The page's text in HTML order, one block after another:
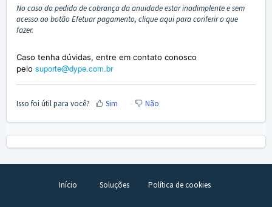
No caso do pedido de cobrança da anuidade estar inadimplente e sem
acesso ao botão Efetuar pagamento, clique aqui para conferir o que
fazer.
Caso tenha dúvidas, entre em contato conosco
pelo suporte@dype.com.br
Isso foi útil para você? Sim Não
Início Soluções Política de cookies